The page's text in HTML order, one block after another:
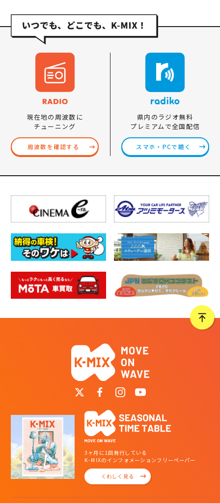
現在地の周波数に
チューニング
周波数を確認する
県内のラジオ無料
プレミアムで全国配信
スマホ・PCで聴く
3ヶ月に1回発行している
K-MIXのインフォメーションフリーペーパー
くわしく見る